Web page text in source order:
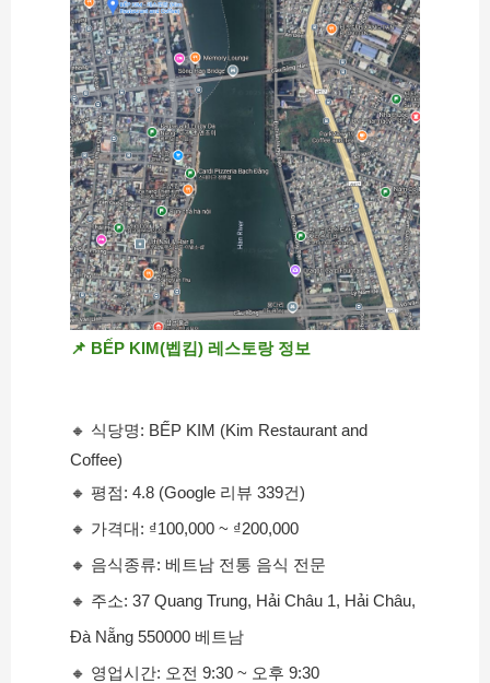
📌 BẾP KIM(벱킴) 레스토랑 정보
🔸 식당명: BẾP KIM (Kim Restaurant and
Coffee)
🔸 평점: 4.8 (Google 리뷰 339건)
🔸 가격대: ₫100,000 ~ ₫200,000
🔸 음식종류: 베트남 전통 음식 전문
🔸 주소: 37 Quang Trung, Hải Châu 1, Hải Châu,
Đà Nẵng 550000 베트남
🔸 영업시간: 오전 9:30 ~ 오후 9:30